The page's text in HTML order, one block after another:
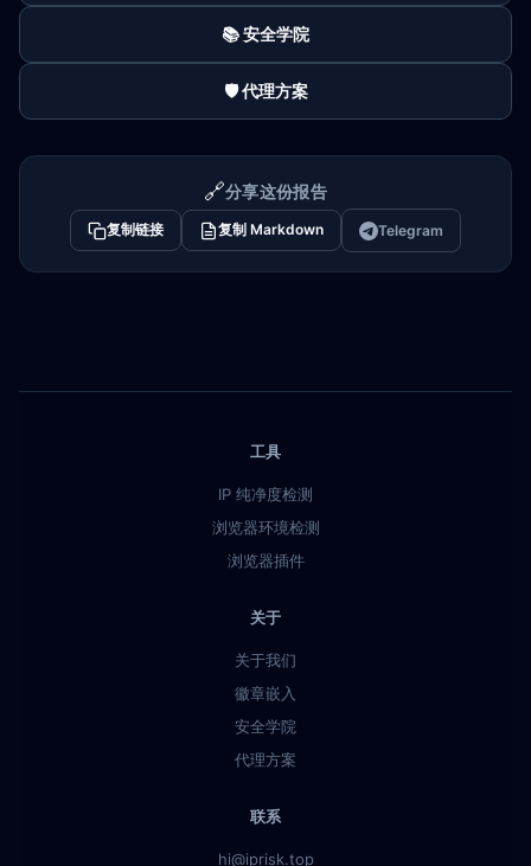
📚 安全学院
🛡️ 代理方案
🔗分享这份报告
复制链接 复制 Markdown Telegram
工具
IP 纯净度检测
浏览器环境检测
浏览器插件
关于
关于我们
徽章嵌入
安全学院
代理方案
联系
hi@iprisk.top